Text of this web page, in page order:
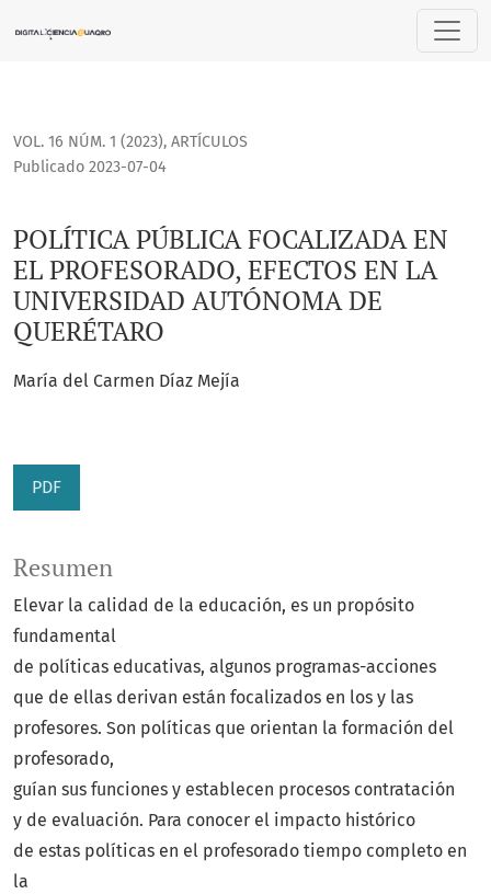
POLÍTICA PÚBLICA FOCALIZADA EN EL PROFESORADO,
VOL. 16 NÚM. 1 (2023), ARTÍCULOS
POLÍTICA PÚBLICA FOCALIZADA EN
EL PROFESORADO, EFECTOS EN LA
UNIVERSIDAD AUTÓNOMA DE
QUERÉTARO
Publicado 2023-07-04
María del Carmen Díaz Mejía
PDF
Resumen
Elevar la calidad de la educación, es un propósito
fundamental
de políticas educativas, algunos programas-acciones
que de ellas derivan están focalizados en los y las
profesores. Son políticas que orientan la formación del
profesorado,
guían sus funciones y establecen procesos contratación
y de evaluación. Para conocer el impacto histórico
de estas políticas en el profesorado tiempo completo en
la